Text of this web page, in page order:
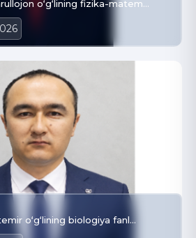
o‘g‘lining fizika-matem…
o‘g‘lining biologiya fanl…